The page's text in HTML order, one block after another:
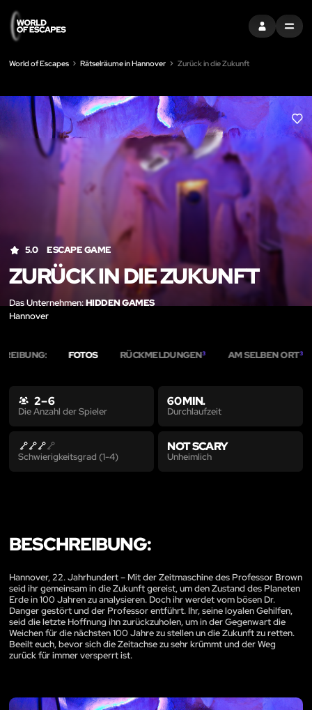
EINTRAGEN
MENU
World of Escapes Rätselräume in Hannover Zurück in die Zukunft
LIKE
5.0 ESCAPE GAME
ZURÜCK IN DIE ZUKUNFT
Das Unternehmen:HIDDEN GAMES
Hannover
FOTOS RÜCKMELDUNGEN3 AM SELBEN ORT3
2 – 6
Die Anzahl der Spieler
60 MIN.
Durchlaufzeit
Schwierigkeitsgrad (1-4)
NOT SCARY
Unheimlich
BESCHREIBUNG:
Hannover, 22. Jahrhundert – Mit der Zeitmaschine des Professor Brown
seid ihr gemeinsam in die Zukunft gereist, um den Zustand des Planeten
Erde in 100 Jahren zu analysieren. Doch ihr werdet vom bösen Dr.
Danger gestört und der Professor entführt. Ihr, seine loyalen Gehilfen,
seid die letzte Hoffnung ihn zurückzuholen, um in der Gegenwart die
Weichen für die nächsten 100 Jahre zu stellen un die Zukunft zu retten.
Beeilt euch, bevor sich die Zeitachse zu sehr krümmt und der Weg
zurück für immer versperrt ist.